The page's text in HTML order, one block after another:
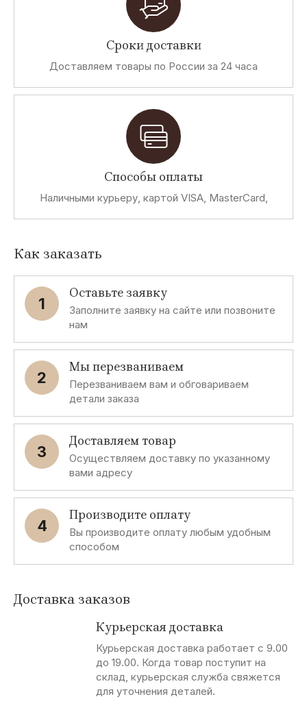
Сроки доставки
Доставляем товары по России за 24 часа
Способы оплаты
Наличными курьеру, картой VISA, MasterCard,
Как заказать
1
Оставьте заявку
Заполните заявку на сайте или позвоните
нам
2
Мы перезваниваем
Перезваниваем вам и обговариваем
детали заказа
3
Доставляем товар
Осуществляем доставку по указанному
вами адресу
4
Производите оплату
Вы производите оплату любым удобным
способом
Доставка заказов
Курьерская доставка
Курьерская доставка работает с 9.00
до 19.00. Когда товар поступит на
склад, курьерская служба свяжется
для уточнения деталей.